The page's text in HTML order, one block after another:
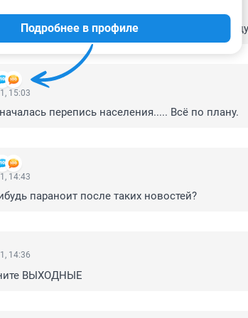
не пришла, как только скажут, сразу все
Подробнее в профиле
15:03
перепись населения..... Всё по плану.
14:43
параноит после таких новостей?
14:36
ВЫХОДНЫЕ